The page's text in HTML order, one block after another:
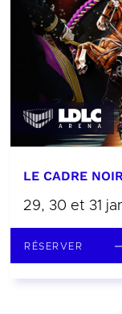
LE CADRE
29, 30 et 31
RÉSERVER